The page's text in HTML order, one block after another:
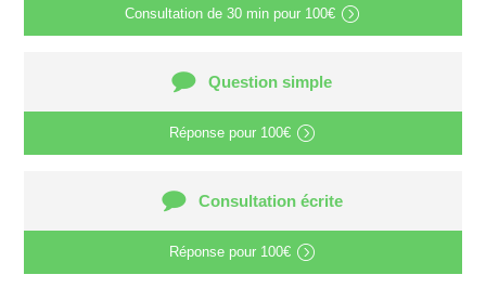
Consultation de 30 min pour 100€
Question simple
Réponse pour 100€
Consultation écrite
Réponse pour 100€